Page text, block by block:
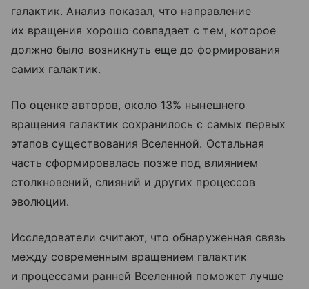
галактик. Анализ показал, что направление
их вращения хорошо совпадает с тем, которое
должно было возникнуть еще до формирования
самих галактик.
По оценке авторов, около 13% нынешнего
вращения галактик сохранилось с самых первых
этапов существования Вселенной. Остальная
часть сформировалась позже под влиянием
столкновений, слияний и других процессов
эволюции.
Исследователи считают, что обнаруженная связь
между современным вращением галактик
и процессами ранней Вселенной поможет лучше